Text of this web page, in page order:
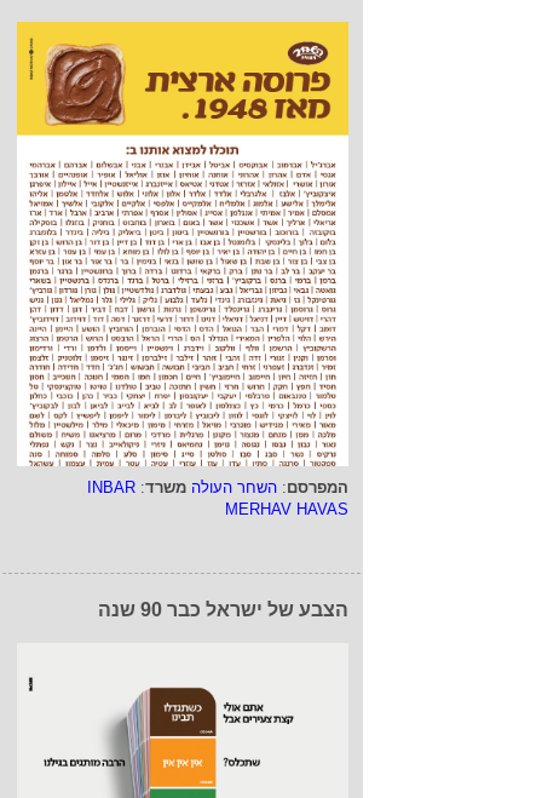
המפרסם: השחר העולה משרד:
INBAR
MERHAV HAVAS
הצבע של ישראל כבר 90 שנה